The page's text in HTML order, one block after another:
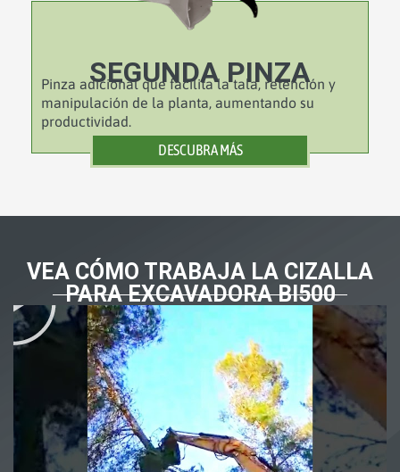
SEGUNDA PINZA
Pinza adicional que facilita la tala, retención y
manipulación de la planta, aumentando su
productividad.
DESCUBRA MÁS
VEA CÓMO TRABAJA LA CIZALLA
PARA EXCAVADORA BI500